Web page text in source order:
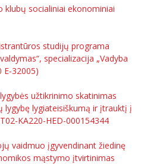
klubų socialiniai ekonominiai
studijų programa
specializacija „Vadyba
E-32005)
užtikrinimo skatinimas
lygybę lygiateisiškumą ir įtrauktį į
KA220-HED-000154344
vaidmuo įgyvendinant žiedinę
mąstymo įtvirtinimas